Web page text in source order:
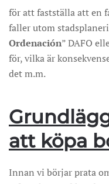
för att fastställa att en
faller utom
Ordenación” DAFO
för, vilka är
det m.m.
att köpa
Innan vi börjar prata